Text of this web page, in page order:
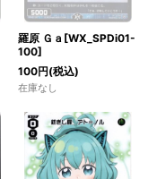
羅原 Ｇａ[WX_SPDi01-
100]
100円(税込)
在庫なし